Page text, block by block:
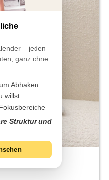
– jeden
ganz ohne
Abhaken
willst
Struktur und